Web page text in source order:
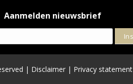
Aanmelden nieuwsbrief
| Disclaimer | Privacy statement